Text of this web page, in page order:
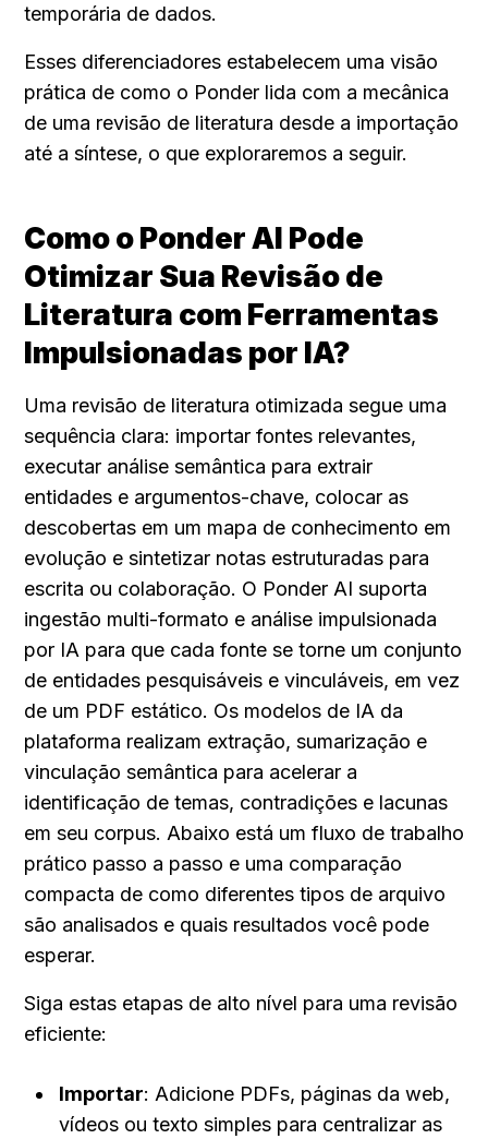
temporária de dados.
Esses diferenciadores estabelecem uma visão
prática de como o Ponder lida com a mecânica
de uma revisão de literatura desde a importação
até a síntese, o que exploraremos a seguir.
Como o Ponder AI Pode
Otimizar Sua Revisão de
Literatura com Ferramentas
Impulsionadas por IA?
Uma revisão de literatura otimizada segue uma
sequência clara: importar fontes relevantes,
executar análise semântica para extrair
entidades e argumentos-chave, colocar as
descobertas em um mapa de conhecimento em
evolução e sintetizar notas estruturadas para
escrita ou colaboração. O Ponder AI suporta
ingestão multi-formato e análise impulsionada
por IA para que cada fonte se torne um conjunto
de entidades pesquisáveis e vinculáveis, em vez
de um PDF estático. Os modelos de IA da
plataforma realizam extração, sumarização e
vinculação semântica para acelerar a
identificação de temas, contradições e lacunas
em seu corpus. Abaixo está um fluxo de trabalho
prático passo a passo e uma comparação
compacta de como diferentes tipos de arquivo
são analisados e quais resultados você pode
esperar.
Siga estas etapas de alto nível para uma revisão
eficiente:
Importar: Adicione PDFs, páginas da web,
vídeos ou texto simples para centralizar as